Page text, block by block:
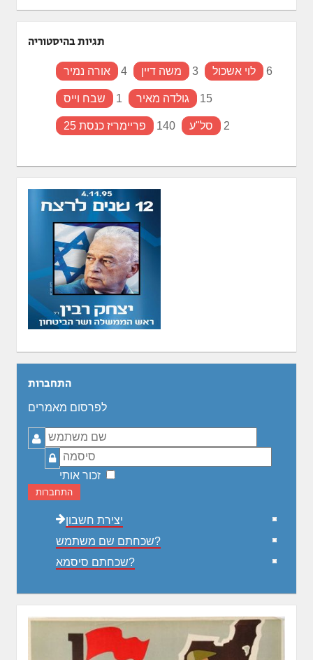
תגיות בהיסטוריה
אורה נמיר 4 משה דיין 3 לוי אשכול 6
שבח וייס 1 גולדה מאיר 15
פריימריז כנסת 25 140 סל"ע 2
התחברות
לפרסום מאמרים
שם
משתמש
סיסמה
זכור אותי
התחברות
יצירת חשבון
שכחתם שם משתמש?
שכחתם סיסמא?